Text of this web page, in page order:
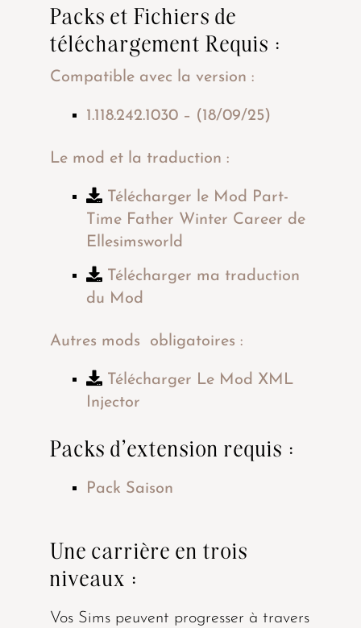
Packs et Fichiers de
téléchargement Requis :
Compatible avec la version :
1.118.242.1030 – (18/09/25)
Le mod et la traduction :
Télécharger le Mod Part-
Time Father Winter Career de
Ellesimsworld
Télécharger ma traduction
du Mod
Autres mods obligatoires :
Télécharger Le Mod XML
Injector
Packs d’extension requis :
Pack Saison
Une carrière en trois
niveaux :
Vos Sims peuvent progresser à travers